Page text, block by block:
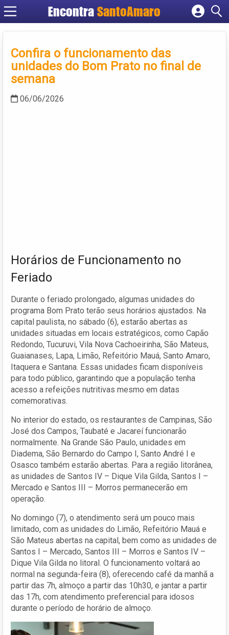
Encontra SantoAmaro
Cadastrar empresa
Criar conta
Confira o funcionamento das
unidades do Bom Prato no final de
semana
06/06/2026
Horários de Funcionamento no
Feriado
Durante o feriado prolongado, algumas unidades do
programa Bom Prato terão seus horários ajustados. Na
capital paulista, no sábado (6), estarão abertas as
unidades situadas em locais estratégicos, como Capão
Redondo, Tucuruvi, Vila Nova Cachoeirinha, São Mateus,
Guaianases, Lapa, Limão, Refeitório Mauá, Santo Amaro,
Itaquera e Santana. Essas unidades ficam disponíveis
para todo público, garantindo que a população tenha
acesso a refeições nutritivas mesmo em datas
comemorativas.
No interior do estado, os restaurantes de Campinas, São
José dos Campos, Taubaté e Jacareí funcionarão
normalmente. Na Grande São Paulo, unidades em
Diadema, São Bernardo do Campo I, Santo André I e
Osasco também estarão abertas. Para a região litorânea,
as unidades de Santos IV – Dique Vila Gilda, Santos I –
Mercado e Santos III – Morros permanecerão em
operação.
No domingo (7), o atendimento será um pouco mais
limitado, com as unidades do Limão, Refeitório Mauá e
São Mateus abertas na capital, bem como as unidades de
Santos I – Mercado, Santos III – Morros e Santos IV –
Dique Vila Gilda no litoral. O funcionamento voltará ao
normal na segunda-feira (8), oferecendo café da manhã a
partir das 7h, almoço a partir das 10h30, e jantar a partir
das 17h, com atendimento preferencial para idosos
durante o período de horário de almoço.